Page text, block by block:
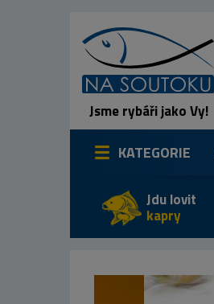
Jsme rybáři jako Vy!
KATEGORIE
Jdu lovit
kapry